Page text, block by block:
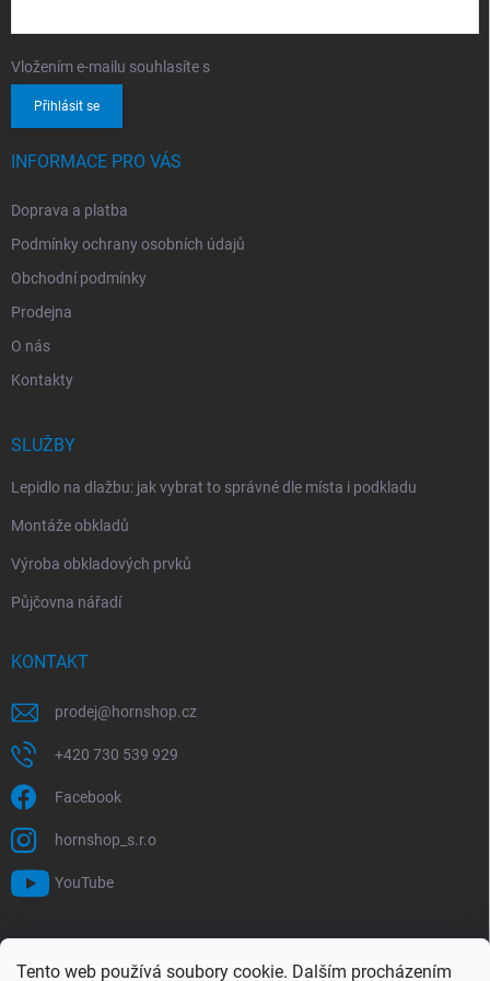
Tento web používá soubory cookie. Dalším procházením
Vložením e-mailu souhlasíte s
Přihlásit se
INFORMACE PRO VÁS
Doprava a platba
Podmínky ochrany osobních údajů
Obchodní podmínky
Prodejna
O nás
Kontakty
SLUŽBY
Lepidlo na dlažbu: jak vybrat to správné dle místa i podkladu
Montáže obkladů
Výroba obkladových prvků
Půjčovna nářadí
KONTAKT
prodej@hornshop.cz
+420 730 539 929
Facebook
hornshop_s.r.o
YouTube